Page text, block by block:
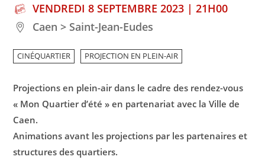
VENDREDI 8 SEPTEMBRE 2023 | 21H00
Caen > Saint-Jean-Eudes
CINÉQUARTIER PROJECTION EN PLEIN-AIR
Projections en plein-air dans le cadre des rendez-vous
« Mon Quartier d’été » en partenariat avec la Ville de
Caen.
Animations avant les projections par les partenaires et
structures des quartiers.